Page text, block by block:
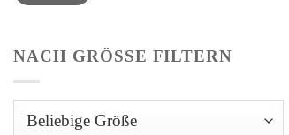
NACH GRÖSSE FILTERN